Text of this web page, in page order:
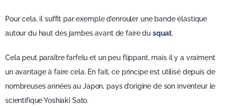
Pour cela, il suffit par exemple d’enrouler une bande élastique
autour du haut des jambes avant de faire du squat.
Cela peut paraître farfelu et un peu flippant, mais il y a vraiment
un avantage à faire cela. En fait, ce principe est utilisé depuis de
nombreuses années au Japon, pays d’origine de son inventeur le
scientifique Yoshiaki Sato.